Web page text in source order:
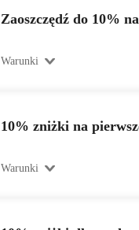
Zaoszczędź do 10%
Warunki
10% zniżki na
Warunki